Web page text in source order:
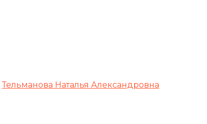
Тельманова Наталья Александровна